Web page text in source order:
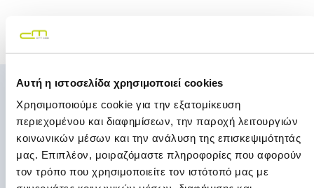
Αυτή η ιστοσελίδα χρησιμοποιεί cookies
Χρησιμοποιούμε cookie για την εξατομίκευση
περιεχομένου και διαφημίσεων, την παροχή λειτουργιών
κοινωνικών μέσων και την ανάλυση της επισκεψιμότητάς
μας. Επιπλέον, μοιραζόμαστε πληροφορίες που αφορούν
τον τρόπο που χρησιμοποιείτε τον ιστότοπό μας με
Πως να κλείσετε
ραντεβού